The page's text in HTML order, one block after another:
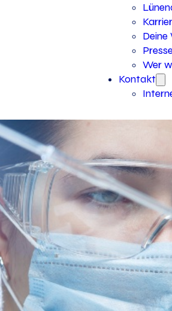
Deine
Presse
Wer
Kontakt